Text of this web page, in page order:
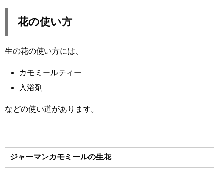
花の使い方
生の花の使い方には、
カモミールティー
入浴剤
などの使い道があります。
ジャーマンカモミールの生花